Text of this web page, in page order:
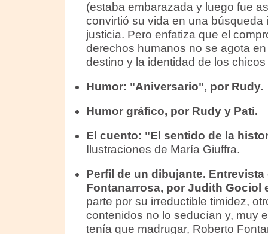
(estaba embarazada y luego fue
convirtió su vida en una búsqueda
justicia. Pero enfatiza que el
derechos humanos no se agota
destino y la identidad de los
Humor: "Aniversario", por Rudy.
Humor gráfico, por Rudy y Pati.
El cuento: "El sentido de la
Ilustraciones de María Giuffra.
Perfil de un dibujante. Entrevista
Fontanarrosa, por Judith Gociol
parte por su irreductible timidez,
contenidos no lo seducían y, muy
tenía que madrugar, Roberto